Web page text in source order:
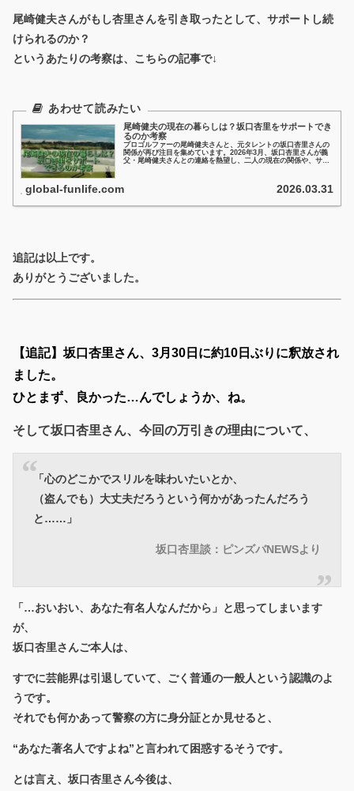
尾崎健夫さんがもし杏里さんを引き取ったとして、サポートし続
けられるのか？
というあたりの考察は、こちらの記事で↓
尾崎健夫の現在の暮らしは？坂口杏里をサポートでき
るのか考察
プロゴルファーの尾崎健夫さんと、元タレントの坂口杏里さんの
関係が再び注目を集めています。2026年3月、坂口杏里さんが義
父・尾崎健夫さんとの連絡を熱望し、二人の現在の関係や、サポ
global-funlife.com 2026.03.31
追記は以上です。
ありがとうございました。
【追記】坂口杏里さん、3月30日に約10日ぶりに釈放され
ました。
ひとまず、良かった…んでしょうか、ね。
そして坂口杏里さん、今回の万引きの理由について、
「心のどこかでスリルを味わいたいとか、
（盗んでも）大丈夫だろうという何かがあったんだろう
と……」
坂口杏里談：ピンズバNEWSより
「…おいおい、あなた有名人なんだから」と思ってしまいます
が、
坂口杏里さんご本人は、
すでに芸能界は引退していて、ごく普通の一般人という認識のよ
うです。
それでも何かあって警察の方に身分証とか見せると、
“あなた著名人ですよね”と言われて困惑するそうです。
とは言え、坂口杏里さん今後は、